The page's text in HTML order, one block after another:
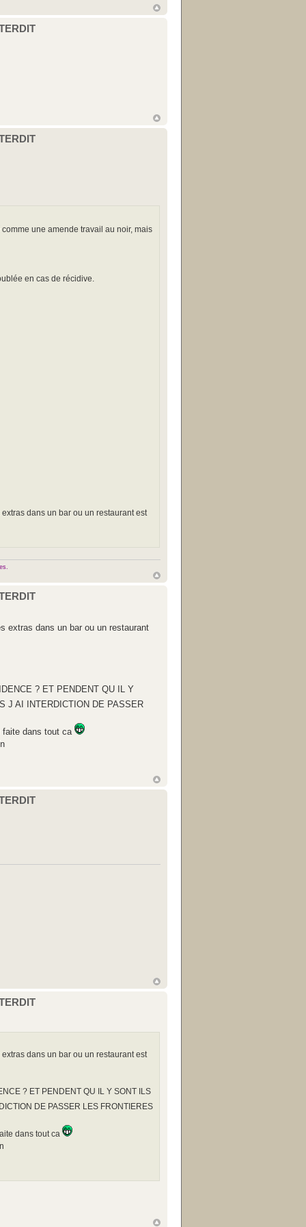
une amende travail au noir, mais
en cas de récidive.
dans un bar ou un restaurant est
extras dans un bar ou un restaurant
? ET PENDENT QU IL Y
J AI INTERDICTION DE PASSER
faite dans tout ca
dans un bar ou un restaurant est
? ET PENDENT QU IL Y SONT ILS
DE PASSER LES FRONTIERES
dans tout ca